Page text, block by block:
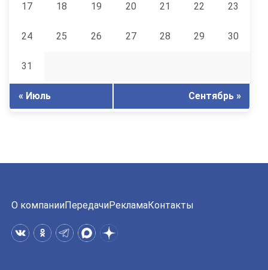
17 18 19 20 21 22 23
24 25 26 27 28 29 30
31
« Июль Сентябрь »
О компанииПередачиРекламаКонтакты